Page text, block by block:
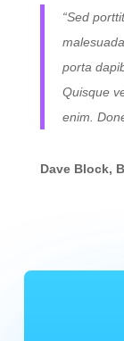
“Sed
porta
Quisque
enim.
Dave Block,